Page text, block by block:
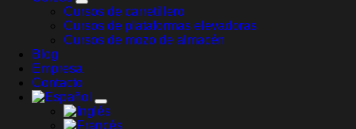
Cursos de carretillero
Cursos de plataformas elevadoras
Cursos de mozo de almacén
Blog
Empresa
Contacto